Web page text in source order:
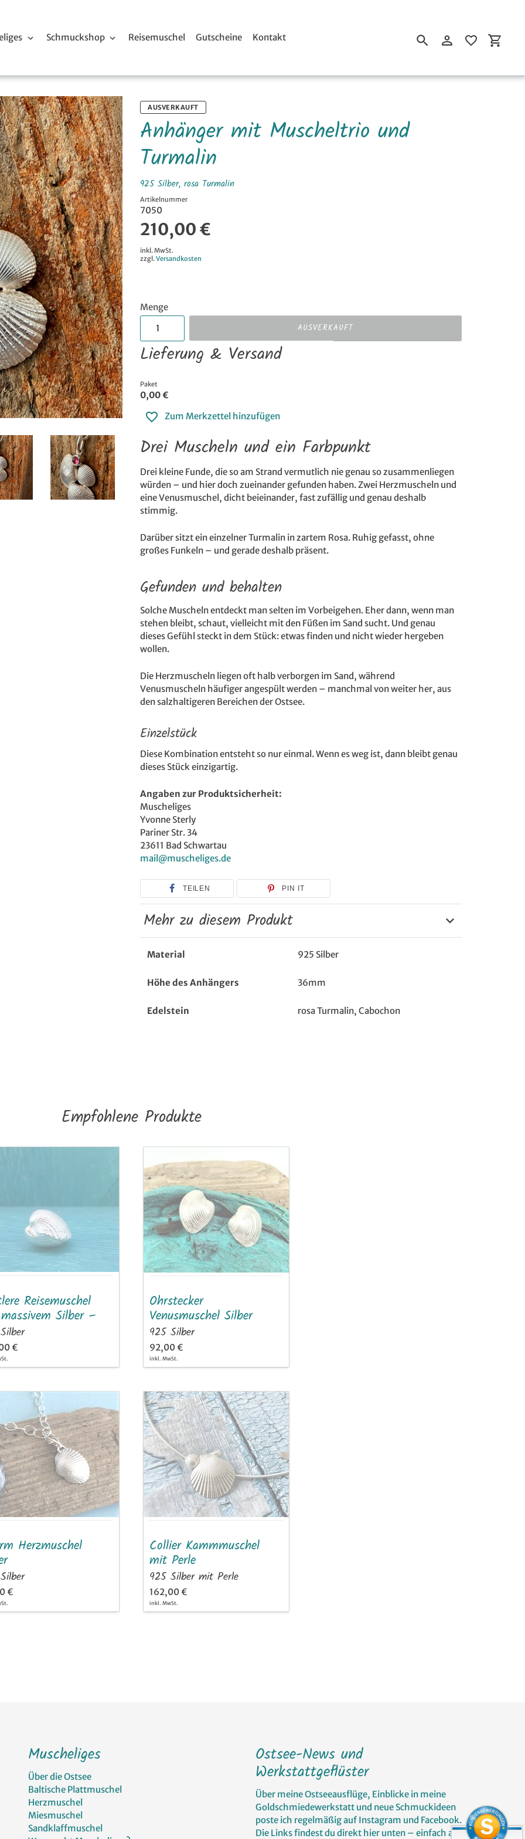
Schmuckshop Reisemuschel Gutscheine Kontakt
SuchenEinloggen
AUSVERKAUFT
Anhänger mit Muscheltrio und
Turmalin
925 Silber, rosa Turmalin
Artikelnummer
7050
210,00 €
inkl. MwSt.
zzgl.Versandkosten
Menge
AUSVERKAUFT
Lieferung & Versand
Paket
0,00 €
Zum Merkzettel hinzufügen
Drei Muscheln und ein Farbpunkt
Drei kleine Funde, die so am Strand vermutlich nie genau so zusammenliegen
würden – und hier doch zueinander gefunden haben. Zwei Herzmuscheln und
eine Venusmuschel, dicht beieinander, fast zufällig und genau deshalb
stimmig.
Darüber sitzt ein einzelner Turmalin in zartem Rosa. Ruhig gefasst, ohne
großes Funkeln – und gerade deshalb präsent.
Gefunden und behalten
Solche Muscheln entdeckt man selten im Vorbeigehen. Eher dann, wenn man
stehen bleibt, schaut, vielleicht mit den Füßen im Sand sucht. Und genau
dieses Gefühl steckt in dem Stück: etwas finden und nicht wieder hergeben
wollen.
Die Herzmuscheln liegen oft halb verborgen im Sand, während
Venusmuscheln häufiger angespült werden – manchmal von weiter her, aus
den salzhaltigeren Bereichen der Ostsee.
Einzelstück
Diese Kombination entsteht so nur einmal. Wenn es weg ist, dann bleibt genau
dieses Stück einzigartig.
Angaben zur Produktsicherheit:
Muscheliges
Yvonne Sterly
Pariner Str. 34
23611 Bad Schwartau
mail@muscheliges.de
TEILEN PIN IT
Mehr zu diesem Produkt
Material 925 Silber
Höhe des Anhängers 36mm
Edelstein rosa Turmalin, Cabochon
Empfohlene Produkte
Reisemuschel
Silber –
und
€
Ohrstecker
Venusmuschel
Silber
Ohrstecker
Venusmuschel Silber
925 Silber
92,00 €
inkl. MwSt.
Herzmuschel
€
Collier
Kammmuschel
mit
Perle
Collier Kammmuschel
mit Perle
925 Silber mit Perle
162,00 €
inkl. MwSt.
Muscheliges
Über die Ostsee
Baltische Plattmuschel
Herzmuschel
Miesmuschel
Sandklaffmuschel
Ostsee-News und
Werkstattgeflüster
Über meine Ostseeausflüge, Einblicke in meine
Goldschmiedewerkstatt und neue Schmuckideen
poste ich regelmäßig auf Instagram und Facebook.
Die Links findest du direkt hier unten – einfach auf